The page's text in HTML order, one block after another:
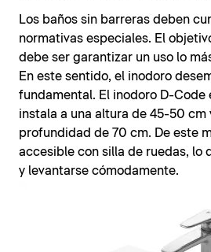
Los baños sin barreras deben
normativas especiales. El
debe ser garantizar un uso lo
En este sentido, el inodoro
fundamental. El inodoro D-Code
instala a una altura de 45-50 cm
profundidad de 70 cm. De este
accesible con silla de ruedas, lo
y levantarse cómodamente.